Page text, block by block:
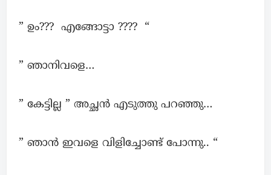
” ഉം??? എങ്ങോട്ടാ ???? “
” ഞാനിവളെ…
” കേട്ടില്ല ” അച്ഛൻ എടുത്തു പറഞ്ഞു…
” ഞാൻ ഇവളെ വിളിച്ചോണ്ട് പോന്നു.. “